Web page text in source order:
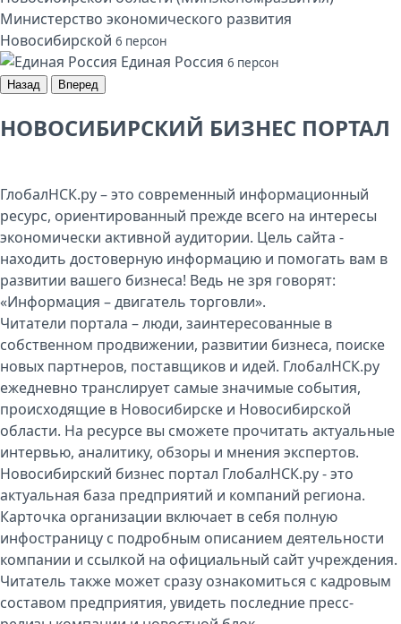
Министерство экономического развития
Новосибирской 6 персон
Единая Россия 6 персон
Назад Вперед
НОВОСИБИРСКИЙ БИЗНЕС ПОРТАЛ
ГлобалНСК.ру – это современный информационный
ресурс, ориентированный прежде всего на интересы
экономически активной аудитории. Цель сайта -
находить достоверную информацию и помогать вам в
развитии вашего бизнеса! Ведь не зря говорят:
«Информация – двигатель торговли».
Читатели портала – люди, заинтересованные в
собственном продвижении, развитии бизнеса, поиске
новых партнеров, поставщиков и идей. ГлобалНСК.ру
ежедневно транслирует самые значимые события,
происходящие в Новосибирске и Новосибирской
области. На ресурсе вы сможете прочитать актуальные
интервью, аналитику, обзоры и мнения экспертов.
Новосибирский бизнес портал ГлобалНСК.ру - это
актуальная база предприятий и компаний региона.
Карточка организации включает в себя полную
инфостраницу с подробным описанием деятельности
компании и ссылкой на официальный сайт учреждения.
Читатель также может сразу ознакомиться с кадровым
составом предприятия, увидеть последние пресс-